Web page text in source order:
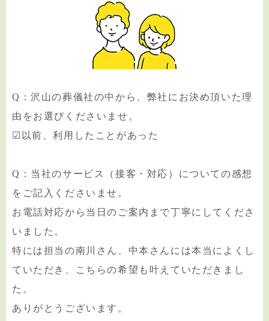
Q：沢山の葬儀社の中から、弊社にお決め頂いた理
由をお選びくださいませ。
☑以前、利用したことがあった
Q：当社のサービス（接客・対応）についての感想
をご記入くださいませ。
お電話対応から当日のご案内まで丁寧にしてくださ
いました。
特には担当の南川さん、中本さんには本当によくし
ていただき、こちらの希望も叶えていただきまし
た。
ありがとうございます。